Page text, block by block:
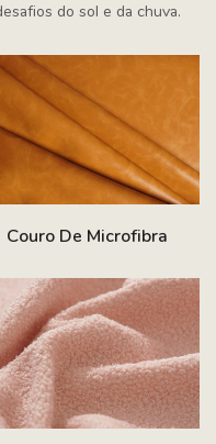
do sol e da chuva.
Couro De Microfibra